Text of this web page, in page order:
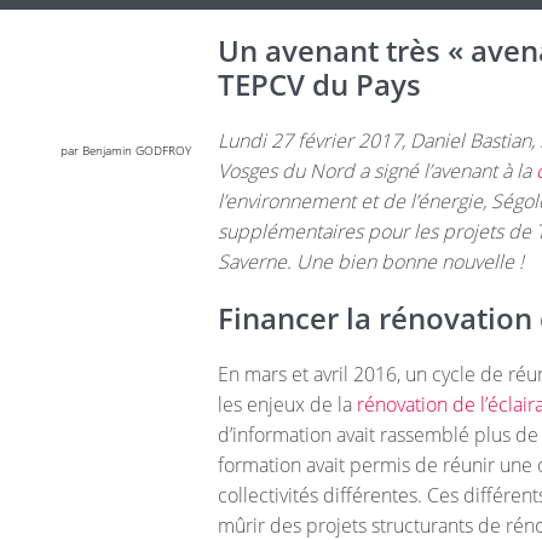
Un avenant très «
TEPCV du Pays
Lundi 27 février 2017, Daniel
Vosges du Nord a signé l’avenant à la
l’environnement et de l’énergie,
supplémentaires pour les projets de
Saverne. Une bien bonne nouvelle !
Financer la rénovation
En mars et avril 2016, un cycle de
les enjeux de la rénovation de
d’information avait rassemblé plus
formation avait permis de réunir une
collectivités différentes. Ces
mûrir des projets structurants de
par Benjamin GODFROY